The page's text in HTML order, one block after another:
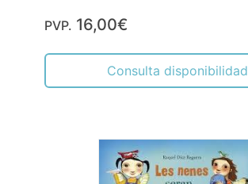
PVP. 16,00€
Consulta disponibilidad